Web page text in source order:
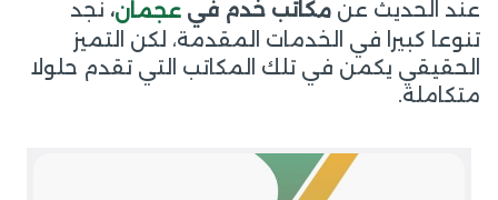
عند الحديث عن مكاتب خدم في عجمان، نجد
تنوعا كبيرا في الخدمات المقدمة، لكن التميز
الحقيقي يكمن في تلك المكاتب التي تقدم حلولا
متكاملة.